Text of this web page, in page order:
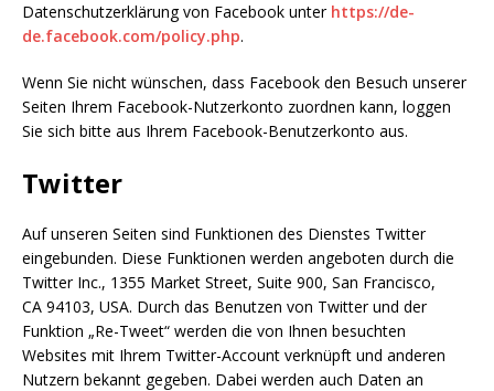
Datenschutzerklärung von Facebook unter https://de-
de.facebook.com/policy.php.
Wenn Sie nicht wünschen, dass Facebook den Besuch unserer
Seiten Ihrem Facebook-Nutzerkonto zuordnen kann, loggen
Sie sich bitte aus Ihrem Facebook-Benutzerkonto aus.
Twitter
Auf unseren Seiten sind Funktionen des Dienstes Twitter
eingebunden. Diese Funktionen werden angeboten durch die
Twitter Inc., 1355 Market Street, Suite 900, San Francisco,
CA 94103, USA. Durch das Benutzen von Twitter und der
Funktion „Re-Tweet“ werden die von Ihnen besuchten
Websites mit Ihrem Twitter-Account verknüpft und anderen
Nutzern bekannt gegeben. Dabei werden auch Daten an